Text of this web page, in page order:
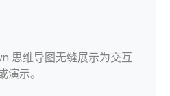
思维导图无缝展示为交互
演示。